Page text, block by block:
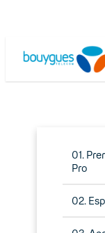
01.
Pro
02.